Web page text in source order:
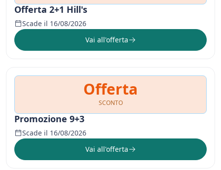
Offerta 2+1 Hill's
Scade il 16/08/2026
Vai all'offerta
Offerta
SCONTO
Promozione 9+3
Scade il 16/08/2026
Vai all'offerta